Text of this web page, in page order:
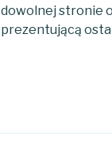
dowolnej stronie
prezentującą